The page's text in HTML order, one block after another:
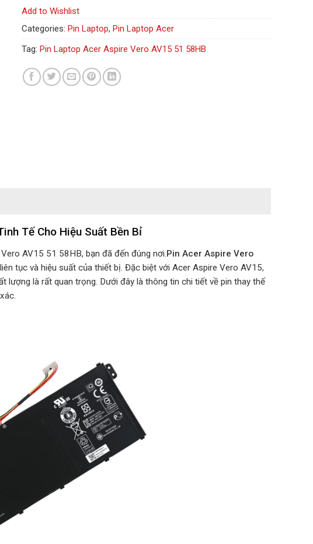
Add to Wishlist
Categories: Pin Laptop, Pin Laptop Acer
Tag: Pin Laptop Acer Aspire Vero AV15 51 58HB
Tế Cho Hiệu Suất Bền Bỉ
AV15 51 58HB, bạn đã đến đúng nơi.Pin Acer Aspire Vero
tục và hiệu suất của thiết bị. Đặc biệt với Acer Aspire Vero AV15,
là rất quan trọng. Dưới đây là thông tin chi tiết về pin thay thế